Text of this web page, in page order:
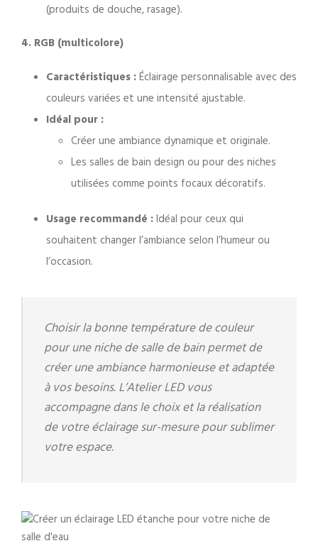
(produits de douche, rasage).
4. RGB (multicolore)
Caractéristiques :Éclairage personnalisable avec des
couleurs variées et une intensité ajustable.
Idéal pour :
Créer une ambiance dynamique et originale.
Les salles de bain design ou pour des niches
utilisées comme points focaux décoratifs.
Usage recommandé :Idéal pour ceux qui
souhaitent changer l’ambiance selon l’humeur ou
l’occasion.
Choisir la bonne température de couleur
pour une niche de salle de bain permet de
créer une ambiance harmonieuse et adaptée
à vos besoins. L’Atelier LED vous
accompagne dans le choix et la réalisation
de votre éclairage sur-mesure pour sublimer
votre espace.